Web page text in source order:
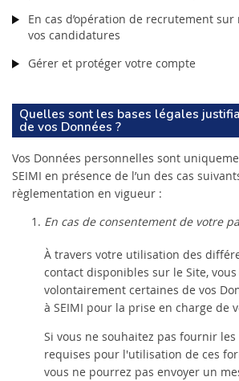
En cas d’opération de recrutement
vos candidatures
Gérer et protéger votre compte
Quelles sont les bases légales
de vos Données ?
Vos Données personnelles sont
SEIMI en présence de l’un des cas
règlementation en vigueur :
En cas de consentement de votre
À travers votre utilisation des
contact disponibles sur le Site,
volontairement certaines de vos
à SEIMI pour la prise en charge de
Si vous ne souhaitez pas fournir
requises pour l'utilisation de ces
vous ne pourrez pas envoyer un